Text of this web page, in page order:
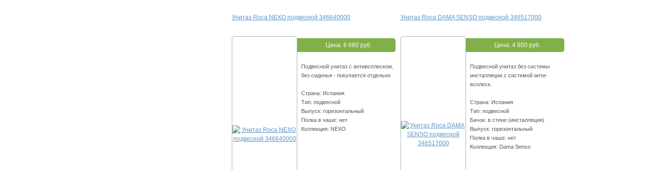
Унитаз Roca NEXO подвесной 346640000
Цена: 6 680 руб.
Подвесной унитаз с антивсплеском,
без сиденья - покупается отдельно
Страна: Испания
Тип: подвесной
Выпуск: горизонтальный
Полка в чаше: нет
Коллекция: NEXO
Унитаз Roca DAMA SENSO подвесной 346517000
Цена: 4 800 руб.
Подвесной унитаз без системы
инсталляции с системой анти-
всплеск.
Страна: Испания
Тип: подвесной
Бачок: в стене (инсталляция)
Выпуск: горизонтальный
Полка в чаше: нет
Коллекция: Dama Senso